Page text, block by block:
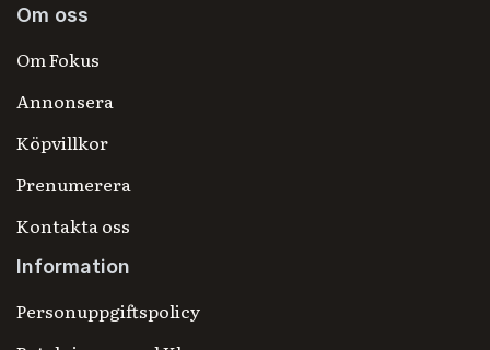
Om oss
Om Fokus
Annonsera
Köpvillkor
Prenumerera
Kontakta oss
Information
Personuppgiftspolicy